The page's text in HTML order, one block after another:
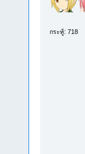
กระทู้: 718